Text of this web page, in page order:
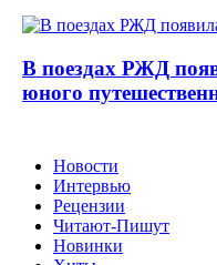
В поездах РЖД
юного
Новости
Интервью
Рецензии
Читают-Пишут
Новинки